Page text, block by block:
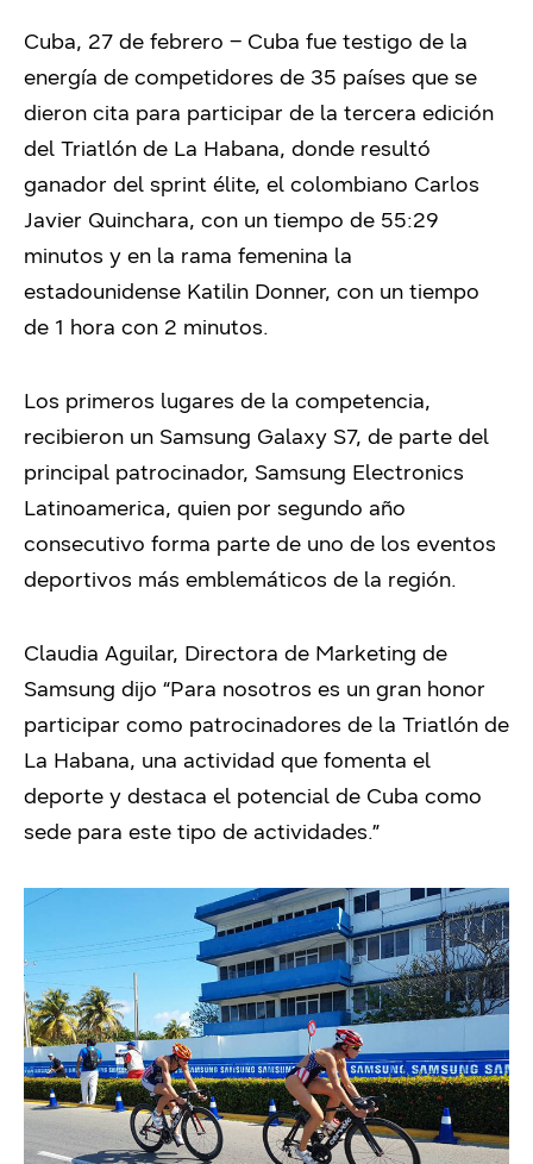
Cuba, 27 de febrero – Cuba fue testigo de la
energía de competidores de 35 países que se
dieron cita para participar de la tercera edición
del Triatlón de La Habana, donde resultó
ganador del sprint élite, el colombiano Carlos
Javier Quinchara, con un tiempo de 55:29
minutos y en la rama femenina la
estadounidense Katilin Donner, con un tiempo
de 1 hora con 2 minutos.
Los primeros lugares de la competencia,
recibieron un Samsung Galaxy S7, de parte del
principal patrocinador, Samsung Electronics
Latinoamerica, quien por segundo año
consecutivo forma parte de uno de los eventos
deportivos más emblemáticos de la región.
Claudia Aguilar, Directora de Marketing de
Samsung dijo “Para nosotros es un gran honor
participar como patrocinadores de la Triatlón de
La Habana, una actividad que fomenta el
deporte y destaca el potencial de Cuba como
sede para este tipo de actividades.”